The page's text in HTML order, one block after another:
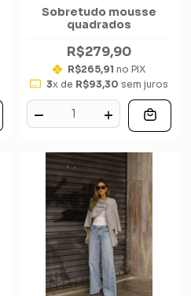
Sobretudo mousse
quadrados
R$279,90
R$265,91 no PIX
3x de R$93,30 sem juros